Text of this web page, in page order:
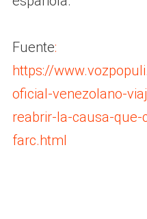
Fuente:
https://
oficial-venezolano-
reabrir-la-causa-
farc.html